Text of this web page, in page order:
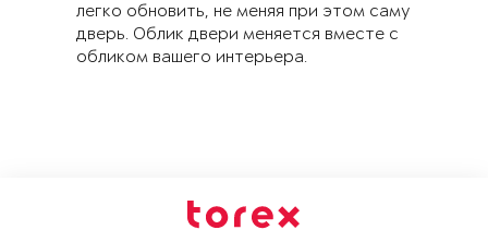
легко обновить, не меняя при этом саму
дверь. Облик двери меняется вместе с
обликом вашего интерьера.